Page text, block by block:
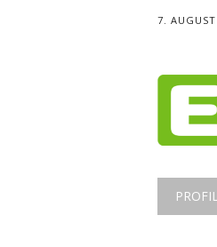
7.
PROFIL